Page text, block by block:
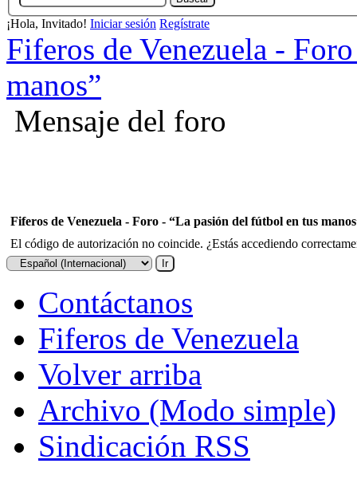
¡Hola, Invitado! Iniciar sesión Regístrate
Fiferos de Venezuela -
manos”
Mensaje del foro
Fiferos de Venezuela - Foro - “La pasión del fútbol en tus
El código de autorización no coincide. ¿Estás accediendo
Contáctanos
Fiferos de Venezuela
Volver arriba
Archivo (Modo simple)
Sindicación RSS